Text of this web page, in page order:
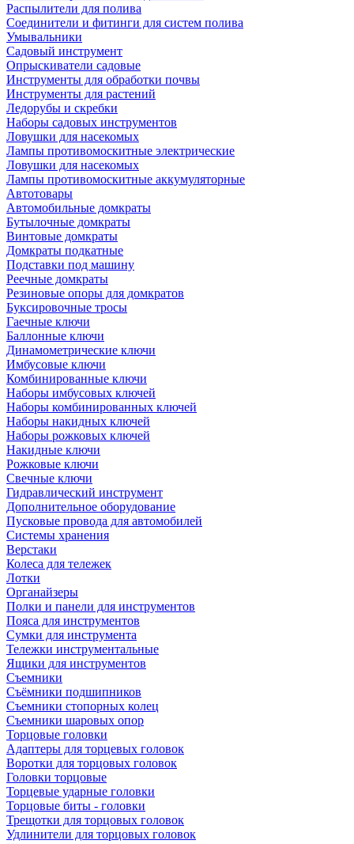
Распылители для полива
Соединители и фитинги для систем полива
Умывальники
Садовый инструмент
Опрыскиватели садовые
Инструменты для обработки почвы
Инструменты для растений
Ледорубы и скребки
Наборы садовых инструментов
Ловушки для насекомых
Лампы противомоскитные электрические
Ловушки для насекомых
Лампы противомоскитные аккумуляторные
Автотовары
Автомобильные домкраты
Бутылочные домкраты
Винтовые домкраты
Домкраты подкатные
Подставки под машину
Реечные домкраты
Резиновые опоры для домкратов
Буксировочные тросы
Гаечные ключи
Баллонные ключи
Динамометрические ключи
Имбусовые ключи
Комбинированные ключи
Наборы имбусовых ключей
Наборы комбинированных ключей
Наборы накидных ключей
Наборы рожковых ключей
Накидные ключи
Рожковые ключи
Свечные ключи
Гидравлический инструмент
Дополнительное оборудование
Пусковые провода для автомобилей
Системы хранения
Верстаки
Колеса для тележек
Лотки
Органайзеры
Полки и панели для инструментов
Пояса для инструментов
Сумки для инструмента
Тележки инструментальные
Ящики для инструментов
Съемники
Съёмники подшипников
Съемники стопорных колец
Съемники шаровых опор
Торцовые головки
Адаптеры для торцевых головок
Воротки для торцовых головок
Головки торцовые
Торцевые ударные головки
Торцовые биты - головки
Трещотки для торцовых головок
Удлинители для торцовых головок